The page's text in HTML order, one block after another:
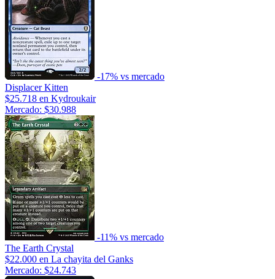
-17% vs mercado
Displacer Kitten
$25.718 en Kydroukair
Mercado: $30.988
-11% vs mercado
The Earth Crystal
$22.000 en La chayita del Ganks
Mercado: $24.743